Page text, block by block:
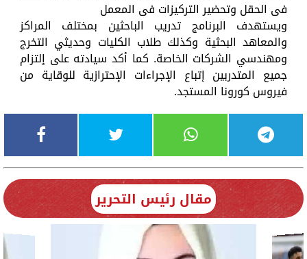
فى الحقل وتحضير التركيزات فى المعمل
ويستهدف البرنامج تدريب الباحثين بمختلف المراكز
والمعاهد البحثية وكذلك طلاب الكليات وحديثي التخرج
ومهندسي الشركات الخاصة. كما أكد سيادته على إلتزام
جميع المتدربين إتباع الإجراءات الإحترازية للوقاية من
فيروس كورونا المستجد.
مقال رئيس التحرير